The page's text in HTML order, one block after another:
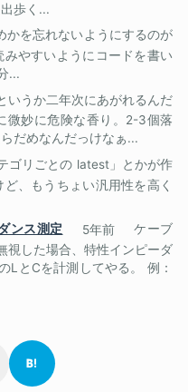
歩く...
かを忘れないようにするのが
やすいようにコードを書い
...
いうか二年次にあがれるんだ
微妙に危険な香り。2-3個落
だめなんだっけなぁ...
ゴリごとの latest」とかが作
、もうちょい汎用性を高く
ンス測定
5年前
ケーブ
視した場合、特性インピーダ
LとCを計測してやる。 例：